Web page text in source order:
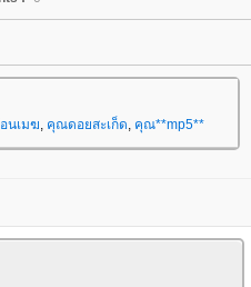
นเมฆ, คุณดอยสะเก็ด, คุณ**mp5**